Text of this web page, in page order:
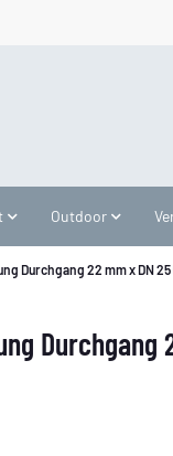
Outdoor
Durchgang 22 mm x DN 25
Durchgang